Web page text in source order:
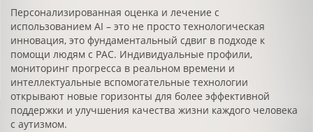
Персонализированная оценка и лечение с
использованием AI – это не просто технологическая
инновация, это фундаментальный сдвиг в подходе к
помощи людям с РАС. Индивидуальные профили,
мониторинг прогресса в реальном времени и
интеллектуальные вспомогательные технологии
открывают новые горизонты для более эффективной
поддержки и улучшения качества жизни каждого человека
с аутизмом.